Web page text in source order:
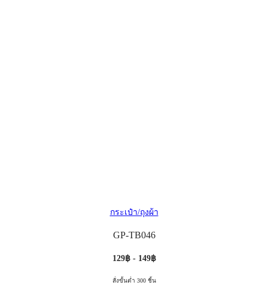
กระเป๋า/ถุงผ้า
GP-TB046
129฿ - 149฿
สั่งขั้นต่ำ 300 ชิ้น